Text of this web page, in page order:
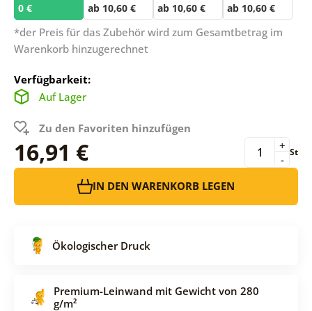
0 € ab 10,60 € ab 10,60 € ab 10,60 €
*der Preis für das Zubehör wird zum Gesamtbetrag im
Warenkorb hinzugerechnet
Verfügbarkeit:
Auf Lager
Zu den Favoriten hinzufügen
16,91 € -
+ St
IN DEN WARENKORB LEGEN
Ökologischer Druck
Premium-Leinwand mit Gewicht von 280
g/m²